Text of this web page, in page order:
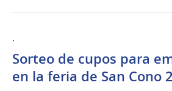
.
Sorteo de cupos para
en la feria de San Cono